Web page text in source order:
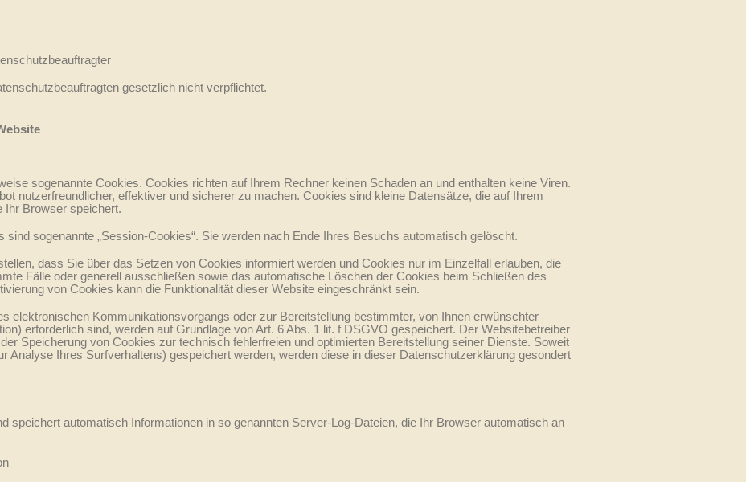
gesetzlich nicht verpflichtet.
sogenannte Cookies. Cookies richten auf Ihrem Rechner keinen Schaden an und enthalten keine Viren.
nutzerfreundlicher, effektiver und sicherer zu machen. Cookies sind kleine Datensätze, die auf Ihrem
Ihr Browser speichert.
sind sogenannte „Session-Cookies“. Sie werden nach Ende Ihres Besuchs automatisch gelöscht.
dass Sie über das Setzen von Cookies informiert werden und Cookies nur im Einzelfall erlauben, die
Fälle oder generell ausschließen sowie das automatische Löschen der Cookies beim Schließen des
von Cookies kann die Funktionalität dieser Website eingeschränkt sein.
elektronischen Kommunikationsvorgangs oder zur Bereitstellung bestimmter, von Ihnen erwünschter
erforderlich sind, werden auf Grundlage von Art. 6 Abs. 1 lit. f DSGVO gespeichert. Der Websitebetreiber
Speicherung von Cookies zur technisch fehlerfreien und optimierten Bereitstellung seiner Dienste. Soweit
Analyse Ihres Surfverhaltens) gespeichert werden, werden diese in dieser Datenschutzerklärung gesondert
speichert automatisch Informationen in so genannten Server-Log-Dateien, die Ihr Browser automatisch an